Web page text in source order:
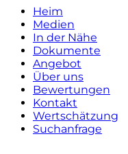
Heim
Medien
In der Nähe
Dokumente
Angebot
Über uns
Bewertungen
Kontakt
Wertschätzung
Suchanfrage